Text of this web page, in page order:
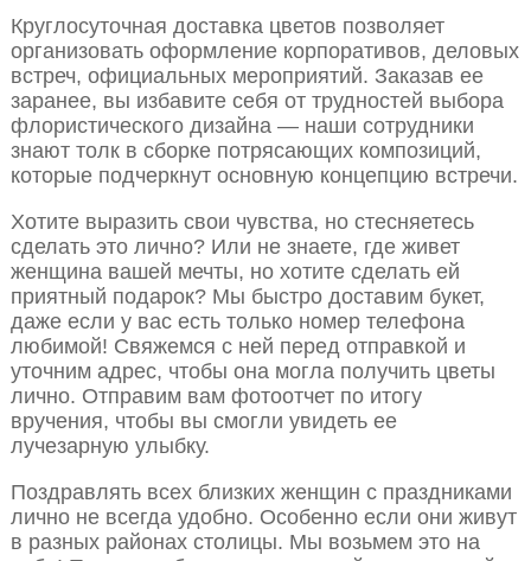
Круглосуточная доставка цветов позволяет
организовать оформление корпоративов, деловых
встреч, официальных мероприятий. Заказав ее
заранее, вы избавите себя от трудностей выбора
флористического дизайна — наши сотрудники
знают толк в сборке потрясающих композиций,
которые подчеркнут основную концепцию встречи.
Хотите выразить свои чувства, но стесняетесь
сделать это лично? Или не знаете, где живет
женщина вашей мечты, но хотите сделать ей
приятный подарок? Мы быстро доставим букет,
даже если у вас есть только номер телефона
любимой! Свяжемся с ней перед отправкой и
уточним адрес, чтобы она могла получить цветы
лично. Отправим вам фотоотчет по итогу
вручения, чтобы вы смогли увидеть ее
лучезарную улыбку.
Поздравлять всех близких женщин с праздниками
лично не всегда удобно. Особенно если они живут
в разных районах столицы. Мы возьмем это на